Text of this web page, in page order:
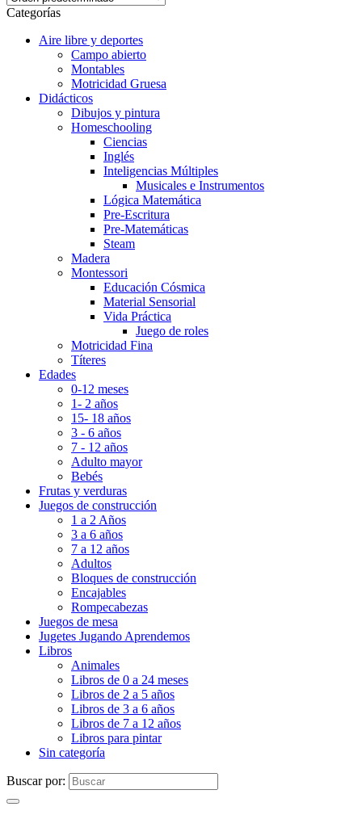
Categorías
Aire libre y deportes
Campo abierto
Montables
Motricidad Gruesa
Didácticos
Dibujos y pintura
Homeschooling
Ciencias
Inglés
Inteligencias Múltiples
Musicales e Instrumentos
Lógica Matemática
Pre-Escritura
Pre-Matemáticas
Steam
Madera
Montessori
Educación Cósmica
Material Sensorial
Vida Práctica
Juego de roles
Motricidad Fina
Títeres
Edades
0-12 meses
1- 2 años
15- 18 años
3 - 6 años
7 - 12 años
Adulto mayor
Bebés
Frutas y verduras
Juegos de construcción
1 a 2 Años
3 a 6 años
7 a 12 años
Adultos
Bloques de construcción
Encajables
Rompecabezas
Juegos de mesa
Jugetes Jugando Aprendemos
Libros
Animales
Libros de 0 a 24 meses
Libros de 2 a 5 años
Libros de 3 a 6 años
Libros de 7 a 12 años
Libros para pintar
Sin categoría
Buscar por: